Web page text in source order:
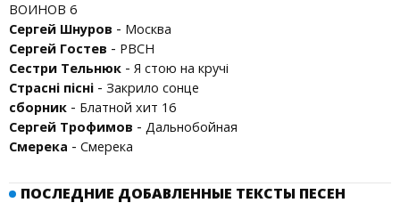
ВОИНОВ 6
Сергей Шнуров - Москва
Сергей Гостев - РВСН
Сестри Тельнюк - Я стою на кручі
Страсні пісні - Закрило сонце
сборник - Блатной хит 16
Сергей Трофимов - Дальнобойная
Смерека - Смерека
ПОСЛЕДНИЕ ДОБАВЛЕННЫЕ ТЕКСТЫ ПЕСЕН